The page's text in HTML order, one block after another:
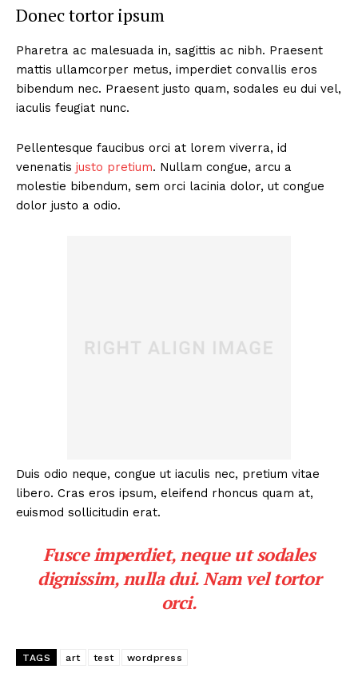
Donec tortor ipsum
Pharetra ac malesuada in, sagittis ac nibh. Praesent
mattis ullamcorper metus, imperdiet convallis eros
bibendum nec. Praesent justo quam, sodales eu dui vel,
iaculis feugiat nunc.
Pellentesque faucibus orci at lorem viverra, id
venenatis justo pretium. Nullam congue, arcu a
molestie bibendum, sem orci lacinia dolor, ut congue
dolor justo a odio.
Duis odio neque, congue ut iaculis nec, pretium vitae
libero. Cras eros ipsum, eleifend rhoncus quam at,
euismod sollicitudin erat.
Fusce imperdiet, neque ut sodales
dignissim, nulla dui. Nam vel tortor
orci.
TAGS art test wordpress